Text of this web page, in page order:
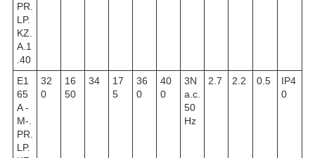
PR.
LP.
KZ.
A.1
.40
E1
65
A -
M-.
PR.
LP.
32
0
16
50
34
17
5
36
0
40
0
3N
a.c.
50
Hz
2.7 2.2 0.5
IP4
0